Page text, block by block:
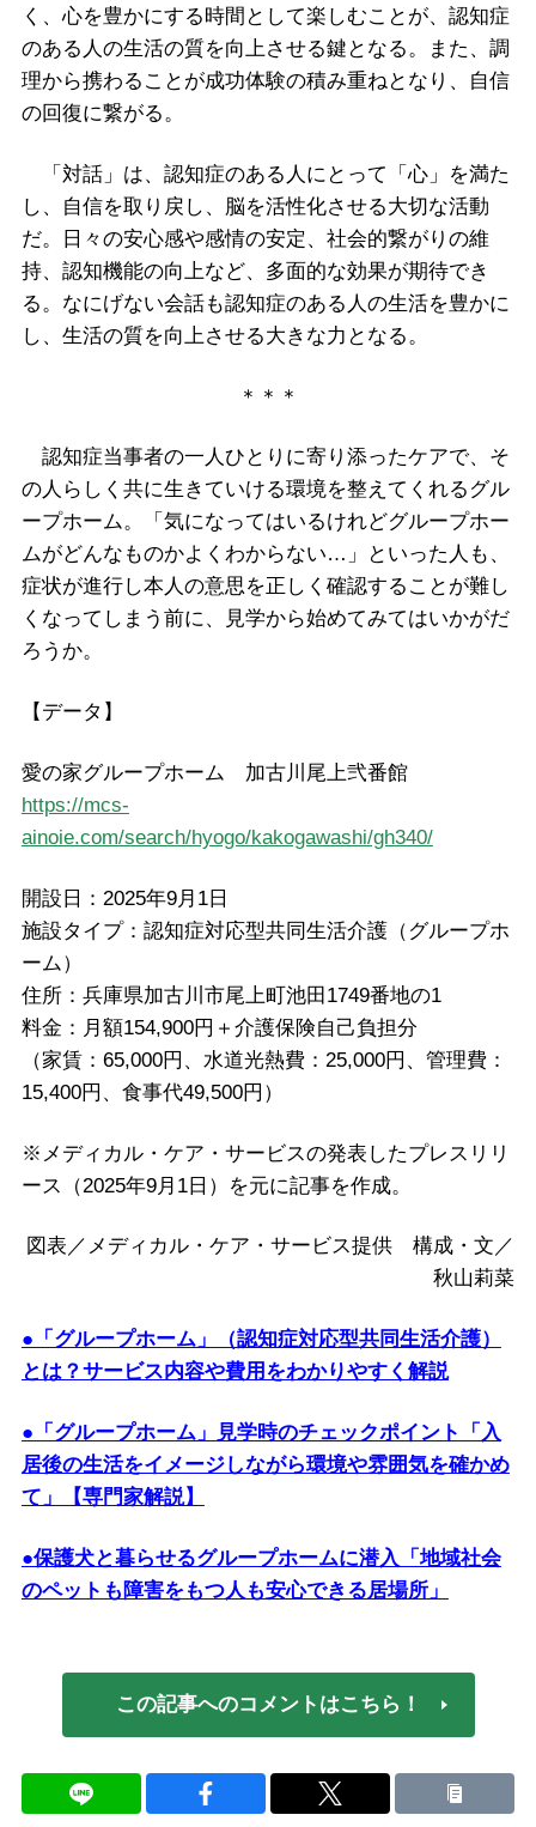
く、心を豊かにする時間として楽しむことが、認知症
のある人の生活の質を向上させる鍵となる。また、調
理から携わることが成功体験の積み重ねとなり、自信
の回復に繋がる。
「対話」は、認知症のある人にとって「心」を満た
し、自信を取り戻し、脳を活性化させる大切な活動
だ。日々の安心感や感情の安定、社会的繋がりの維
持、認知機能の向上など、多面的な効果が期待でき
る。なにげない会話も認知症のある人の生活を豊かに
し、生活の質を向上させる大きな力となる。
＊＊＊
認知症当事者の一人ひとりに寄り添ったケアで、そ
の人らしく共に生きていける環境を整えてくれるグル
ープホーム。「気になってはいるけれどグループホー
ムがどんなものかよくわからない…」といった人も、
症状が進行し本人の意思を正しく確認することが難し
くなってしまう前に、見学から始めてみてはいかがだ
ろうか。
【データ】
愛の家グループホーム 加古川尾上弐番館
https://mcs-
ainoie.com/search/hyogo/kakogawashi/gh340/
開設日：2025年9月1日
施設タイプ：認知症対応型共同生活介護（グループホ
ーム）
住所：兵庫県加古川市尾上町池田1749番地の1
料金：月額154,900円＋介護保険自己負担分
（家賃：65,000円、水道光熱費：25,000円、管理費：
15,400円、食事代49,500円）
※メディカル・ケア・サービスの発表したプレスリリ
ース（2025年9月1日）を元に記事を作成。
図表／メディカル・ケア・サービス提供 構成・文／
秋山莉菜
●「グループホーム」（認知症対応型共同生活介護）
とは？サービス内容や費用をわかりやすく解説
●「グループホーム」見学時のチェックポイント「入
居後の生活をイメージしながら環境や雰囲気を確かめ
て」【専門家解説】
●保護犬と暮らせるグループホームに潜入「地域社会
のペットも障害をもつ人も安心できる居場所」
この記事へのコメントはこちら！